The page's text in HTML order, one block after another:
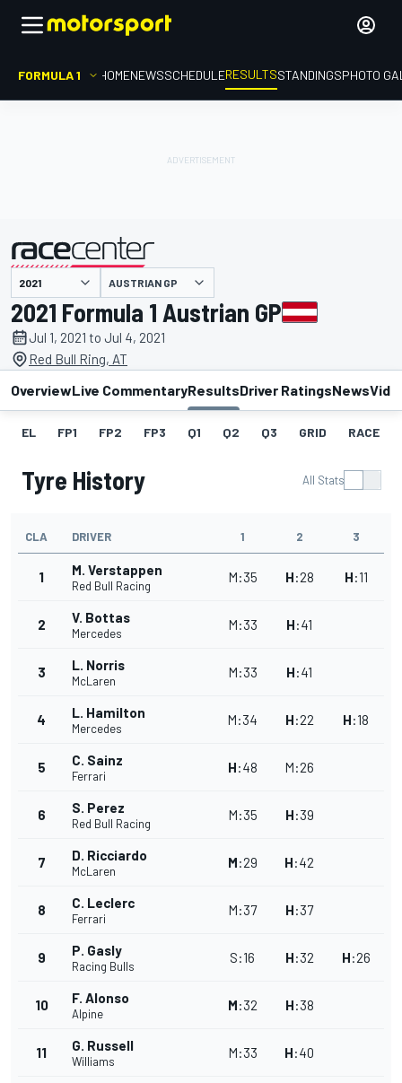
FORMULA 1 HOMENEWSSCHEDULERESULTSSTANDINGSPHOTO
presented by AUSTRIAN GP
2021 Formula 1 Austrian GP
Jul 1, 2021 to Jul 4, 2021
Red Bull Ring, AT
OverviewLive CommentaryResultsDriver RatingsNews
EL FP1 FP2 FP3 Q1 Q2 Q3 GRID RACE
Tyre History All Stats
CLA DRIVER 1 2 3
1 M. Verstappen
Red Bull Racing
M:35 H:28 H:11
2 V. Bottas
Mercedes
M:33 H:41
3 L. Norris
McLaren
M:33 H:41
4 L. Hamilton
Mercedes
M:34 H:22 H:18
5 C. Sainz
Ferrari
H:48 M:26
6 S. Perez
Red Bull Racing
M:35 H:39
7 D. Ricciardo
McLaren
M:29 H:42
8 C. Leclerc
Ferrari
M:37 H:37
9 P. Gasly
Racing Bulls
S:16 H:32 H:26
10 F. Alonso
Alpine
M:32 H:38
11 G. Russell
Williams
M:33 H:40